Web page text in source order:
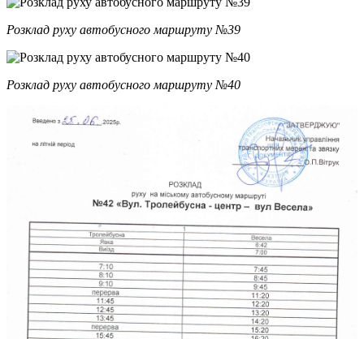
Розклад руху автобусного маршруту №39
Розклад руху автобусного маршруту №40